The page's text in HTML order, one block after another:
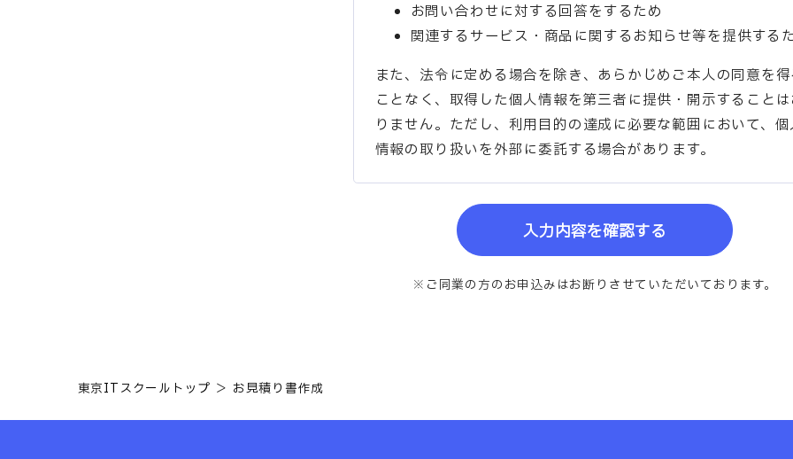
お問い合わせに対する回答をするため
関連するサービス・商品に関するお知らせ等を提供する
また、法令に定める場合を除き、あらかじめご本人の同意を得
ことなく、取得した個人情報を第三者に提供・開示することは
りません。ただし、利用目的の達成に必要な範囲において、個
情報の取り扱いを外部に委託する場合があります。
入力内容を確認する
※ご同業の方のお申込みはお断りさせていただいております。
東京ITスクールトップ お見積り書作成